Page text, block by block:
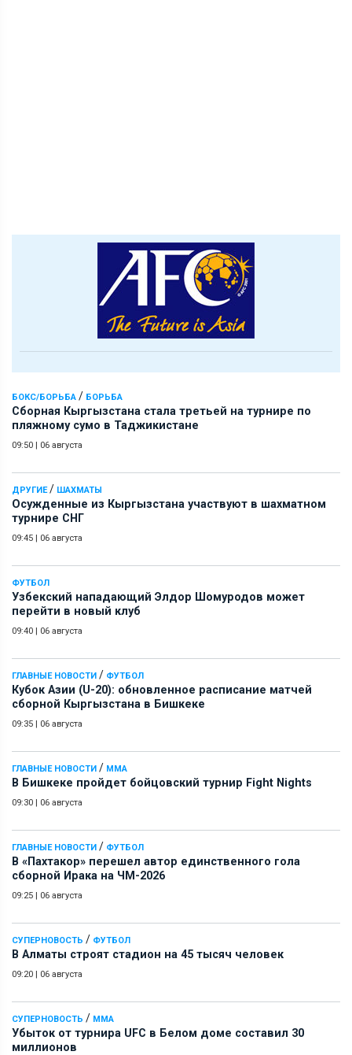
БОКС/БОРЬБА / БОРЬБА
Сборная Кыргызстана стала третьей на турнире по
пляжному сумо в Таджикистане
09:50 | 06 августа
ДРУГИЕ/ ШАХМАТЫ
Осужденные из Кыргызстана участвуют в шахматном
турнире СНГ
09:45 | 06 августа
ФУТБОЛ
Узбекский нападающий Элдор Шомуродов может
перейти в новый клуб
09:40 | 06 августа
ГЛАВНЫЕ НОВОСТИ / ФУТБОЛ
Кубок Азии (U-20): обновленное расписание матчей
сборной Кыргызстана в Бишкеке
09:35 | 06 августа
ГЛАВНЫЕ НОВОСТИ / ММА
В Бишкеке пройдет бойцовский турнир Fight Nights
09:30 | 06 августа
ГЛАВНЫЕ НОВОСТИ / ФУТБОЛ
В «Пахтакор» перешел автор единственного гола
сборной Ирака на ЧМ-2026
09:25 | 06 августа
СУПЕРНОВОСТЬ / ФУТБОЛ
В Алматы строят стадион на 45 тысяч человек
09:20 | 06 августа
СУПЕРНОВОСТЬ / ММА
Убыток от турнира UFC в Белом доме составил 30
миллионов